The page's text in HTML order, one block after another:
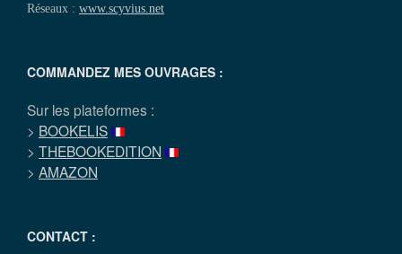
Réseaux : www.scyvius.net
COMMANDEZ MES OUVRAGES :
Sur les plateformes :
> BOOKELIS
> THEBOOKEDITION
> AMAZON
CONTACT :